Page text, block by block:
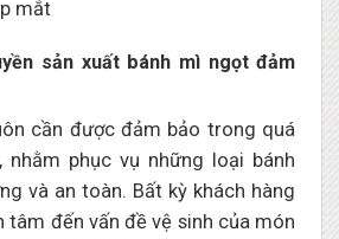
mắt
sản xuất bánh mì ngọt đảm
cần được đảm bảo trong quá
nhằm phục vụ những loại bánh
và an toàn. Bất kỳ khách hàng
tâm đến vấn đề vệ sinh của món